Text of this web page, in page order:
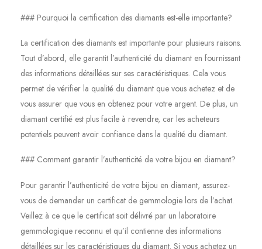
### Pourquoi la certification des diamants est-elle importante?
La certification des diamants est importante pour plusieurs raisons.
Tout d’abord, elle garantit l’authenticité du diamant en fournissant
des informations détaillées sur ses caractéristiques. Cela vous
permet de vérifier la qualité du diamant que vous achetez et de
vous assurer que vous en obtenez pour votre argent. De plus, un
diamant certifié est plus facile à revendre, car les acheteurs
potentiels peuvent avoir confiance dans la qualité du diamant.
### Comment garantir l’authenticité de votre bijou en diamant?
Pour garantir l’authenticité de votre bijou en diamant, assurez-
vous de demander un certificat de gemmologie lors de l’achat.
Veillez à ce que le certificat soit délivré par un laboratoire
gemmologique reconnu et qu’il contienne des informations
détaillées sur les caractéristiques du diamant. Si vous achetez un